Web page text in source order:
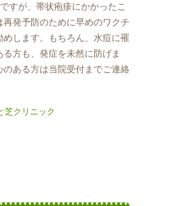
すが、帯状疱疹にかかったこ
再発予防のために早めのワクチ
めします。もちろん、水痘に罹
る方も、発症を未然に防げま
のある方は当院受付までご連絡
芝クリニック